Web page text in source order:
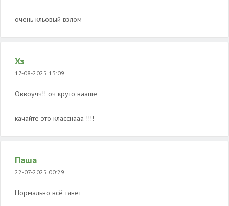
очень кльовый взлом
Хз
17-08-2025 13:09
Оввоучч!! оч круто вааще
качайте это класснааа !!!!
Паша
22-07-2025 00:29
Нормально всё тянет